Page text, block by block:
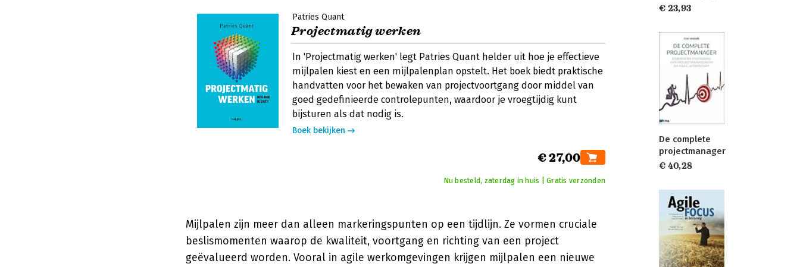
Patries Quant
Projectmatig werken
In 'Projectmatig werken' legt Patries Quant helder uit hoe je effectieve
mijlpalen kiest en een mijlpalenplan opstelt. Het boek biedt praktische
handvatten voor het bewaken van projectvoortgang door middel van
goed gedefinieerde controlepunten, waardoor je vroegtijdig kunt
bijsturen als dat nodig is.
Boek bekijken
€ 27,00
Nu besteld, zaterdag in huis | Gratis verzonden
Mijlpalen zijn meer dan alleen markeringspunten op een tijdlijn. Ze vormen cruciale
beslismomenten waarop de kwaliteit, voortgang en richting van een project
geëvalueerd worden. Vooral in agile werkomgevingen krijgen mijlpalen een nieuwe
€ 23,93
De complete
projectmanager
€ 40,28